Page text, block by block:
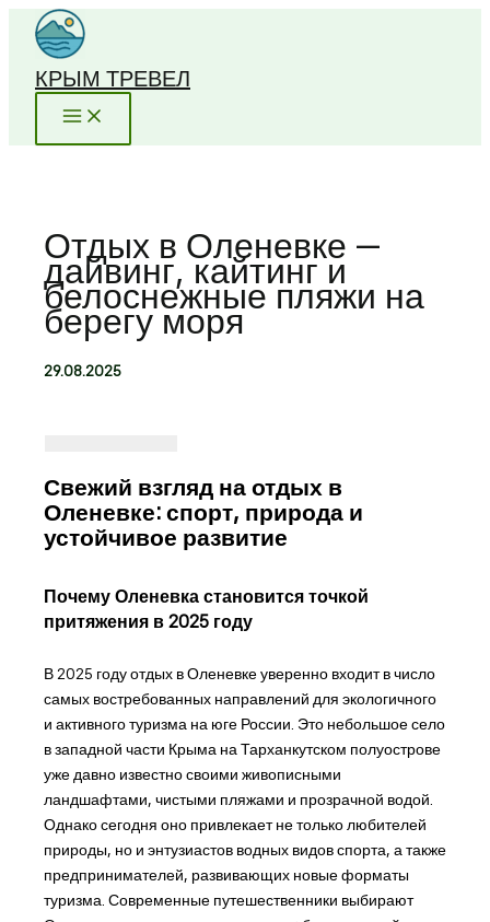
Перейти
содержимому
КРЫМ ТРЕВЕЛ
Отдых в Оленевке —
дайвинг, кайтинг и
белоснежные пляжи на
берегу моря
29.08.2025
Свежий взгляд на отдых в
Оленевке: спорт, природа и
устойчивое развитие
Почему Оленевка становится точкой
притяжения в 2025 году
В 2025 году отдых в Оленевке уверенно входит в число
самых востребованных направлений для экологичного
и активного туризма на юге России. Это небольшое село
в западной части Крыма на Тарханкутском полуострове
уже давно известно своими живописными
ландшафтами, чистыми пляжами и прозрачной водой.
Однако сегодня оно привлекает не только любителей
природы, но и энтузиастов водных видов спорта, а также
предпринимателей, развивающих новые форматы
туризма. Современные путешественники выбирают